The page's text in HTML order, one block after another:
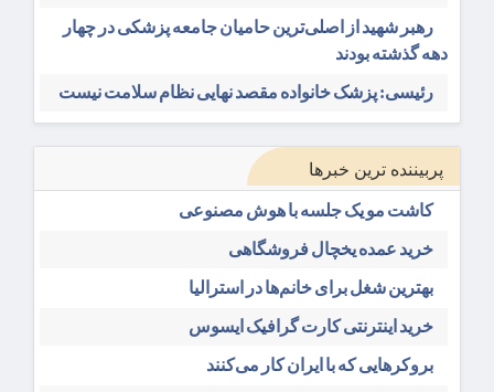
رهبر شهید از اصلی‌ترین حامیان جامعه پزشکی در چهار
دهه گذشته بودند
رئیسی: پزشک خانواده مقصد نهایی نظام سلامت نیست
پربیننده ترین خبرها
کاشت مو یک جلسه با هوش مصنوعی
خرید عمده یخچال فروشگاهی
بهترین شغل برای خانم‌ها در استرالیا
خرید اینترنتی کارت گرافیک ایسوس
بروکرهایی‌ که با ایران کار می‌کنند